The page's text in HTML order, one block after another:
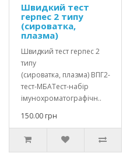
Швидкий тест
герпес 2 типу
(сироватка,
плазма)
Швидкий тест герпес 2
типу
(сироватка, плазма) ВПГ2-
тест-МБАТест-набір
імунохроматографічн..
150.00 грн